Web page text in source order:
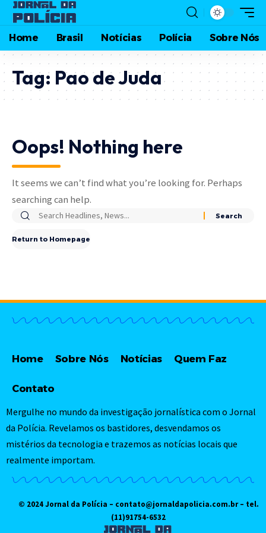
Home Brasil Notícias Polícia Sobre Nós
Tag: Pao de Juda
Oops! Nothing here
It seems we can’t find what you’re looking for. Perhaps
searching can help.
Return to Homepage
Home Sobre Nós Notícias Quem Faz
Contato
Mergulhe no mundo da investigação jornalística com o Jornal
da Polícia. Revelamos os bastidores, desvendamos os
mistérios da tecnologia e trazemos as notícias locais que
realmente importam.
© 2024 Jornal da Polícia – contato@jornaldapolicia.com.br– tel.
(11)91754-6532